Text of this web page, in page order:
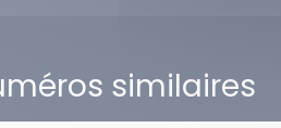
similaires